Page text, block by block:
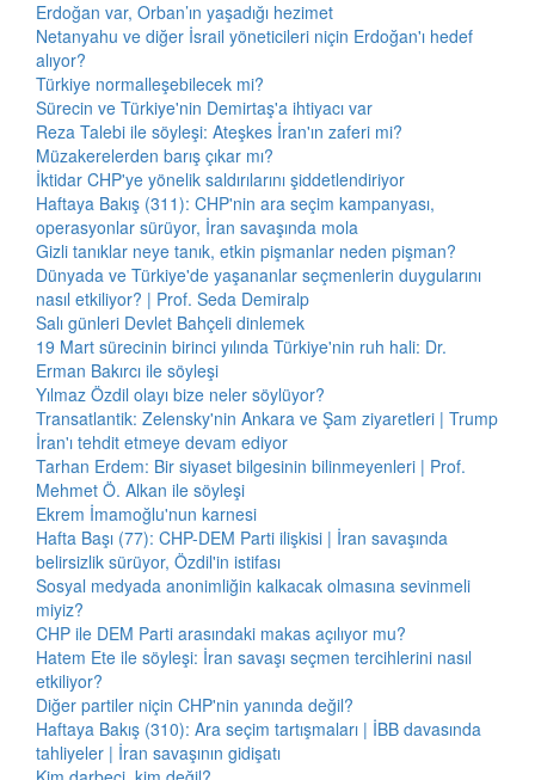
Erdoğan var, Orban’ın yaşadığı hezimet
Netanyahu ve diğer İsrail yöneticileri niçin Erdoğan'ı hedef
alıyor?
Türkiye normalleşebilecek mi?
Sürecin ve Türkiye'nin Demirtaş'a ihtiyacı var
Reza Talebi ile söyleşi: Ateşkes İran'ın zaferi mi?
Müzakerelerden barış çıkar mı?
İktidar CHP'ye yönelik saldırılarını şiddetlendiriyor
Haftaya Bakış (311): CHP'nin ara seçim kampanyası,
operasyonlar sürüyor, İran savaşında mola
Gizli tanıklar neye tanık, etkin pişmanlar neden pişman?
Dünyada ve Türkiye'de yaşananlar seçmenlerin duygularını
nasıl etkiliyor? | Prof. Seda Demiralp
Salı günleri Devlet Bahçeli dinlemek
19 Mart sürecinin birinci yılında Türkiye'nin ruh hali: Dr.
Erman Bakırcı ile söyleşi
Yılmaz Özdil olayı bize neler söylüyor?
Transatlantik: Zelensky'nin Ankara ve Şam ziyaretleri | Trump
İran'ı tehdit etmeye devam ediyor
Tarhan Erdem: Bir siyaset bilgesinin bilinmeyenleri | Prof.
Mehmet Ö. Alkan ile söyleşi
Ekrem İmamoğlu'nun karnesi
Hafta Başı (77): CHP-DEM Parti ilişkisi | İran savaşında
belirsizlik sürüyor, Özdil'in istifası
Sosyal medyada anonimliğin kalkacak olmasına sevinmeli
miyiz?
CHP ile DEM Parti arasındaki makas açılıyor mu?
Hatem Ete ile söyleşi: İran savaşı seçmen tercihlerini nasıl
etkiliyor?
Diğer partiler niçin CHP'nin yanında değil?
Haftaya Bakış (310): Ara seçim tartışmaları | İBB davasında
tahliyeler | İran savaşının gidişatı